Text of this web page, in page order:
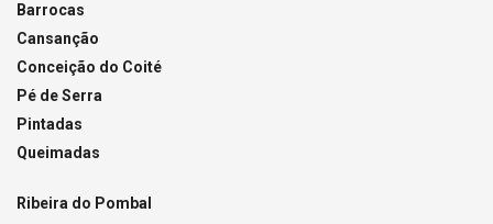
Barrocas
Cansanção
Conceição do Coité
Pé de Serra
Pintadas
Queimadas
Ribeira do Pombal